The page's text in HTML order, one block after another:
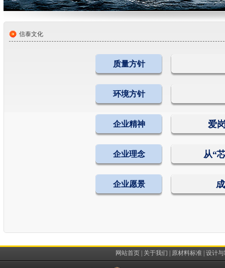
信泰文化
质量方针
环境方针
企业精神 爱
企业理念 从“
企业愿景
网站首页 关于我们 原材料标准 设计